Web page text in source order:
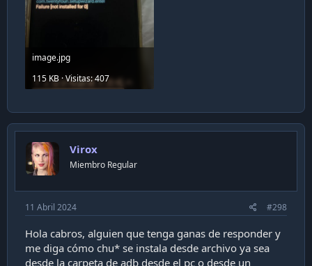
image.jpg
115 KB · Visitas: 407
Virox
Miembro Regular
11 Abril 2024 #298
Hola cabros, alguien que tenga ganas de responder y
me diga cómo chu* se instala desde archivo ya sea
desde la carpeta de adb desde el pc o desde un